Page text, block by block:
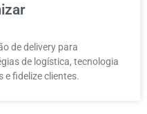
de delivery para
de logística, tecnologia
e fidelize clientes.